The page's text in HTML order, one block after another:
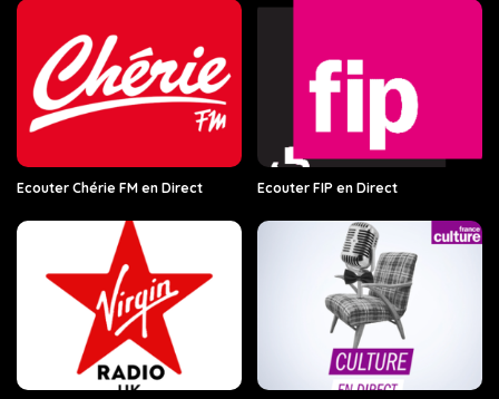
Ecouter Chérie FM en Direct Ecouter FIP en Direct